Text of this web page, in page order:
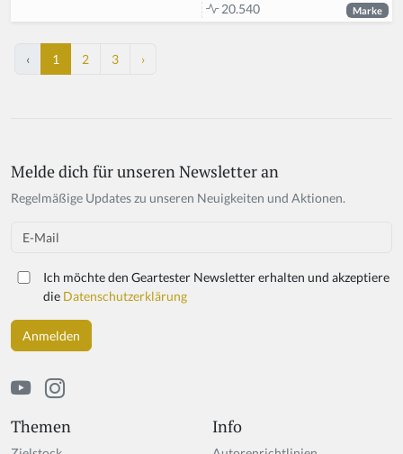
20.540 Marke
‹ 1 2 3 ›
Themen Info
Melde dich für unseren Newsletter an
Regelmäßige Updates zu unseren Neuigkeiten und Aktionen.
Email
Ich möchte den Geartester Newsletter erhalten und akzeptiere
die Datenschutzerklärung